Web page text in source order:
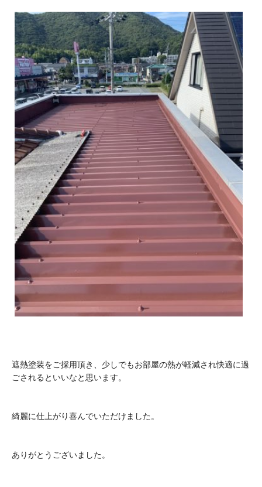
遮熱塗装をご採用頂き、少しでもお部屋の熱が軽減され快適に過
ごされるといいなと思います。
綺麗に仕上がり喜んでいただけました。
ありがとうございました。